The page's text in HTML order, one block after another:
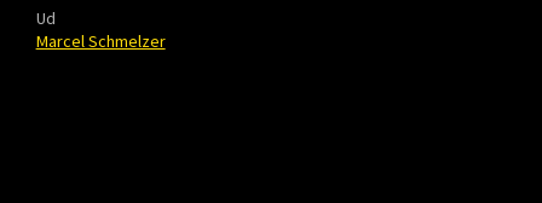
Ud
Marcel Schmelzer